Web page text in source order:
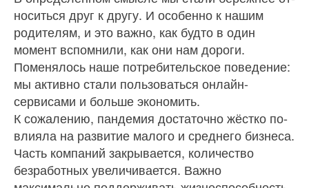
носиться друг к другу. И особенно к нашим
родите­лям, и это важно, как будто в один
момент вспом­нили, как они нам дороги.
Поменялось наше потребительское поведение:
мы активно стали пользоваться онлайн-
сервиса­ми и больше экономить.
К сожалению, пандемия достаточно жёстко по­
влияла на развитие малого и среднего бизнеса.
Часть компаний закрывается, количество
безработ­ных увеличивается. Важно